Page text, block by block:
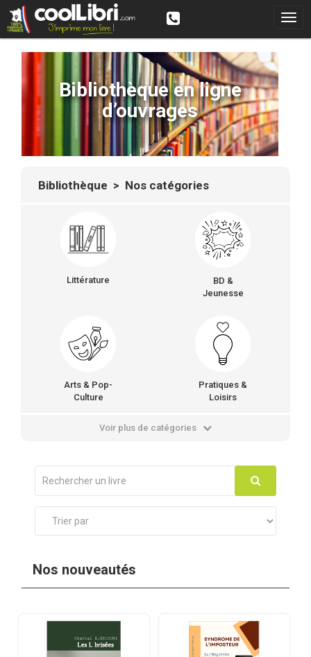
Bibliothèque en ligne
d’ouvrages
Bibliothèque > Nos catégories
Littérature
BD &
Jeunesse
Arts & Pop-
Culture
Pratiques &
Loisirs
Voir plus de catégories
Nos nouveautés